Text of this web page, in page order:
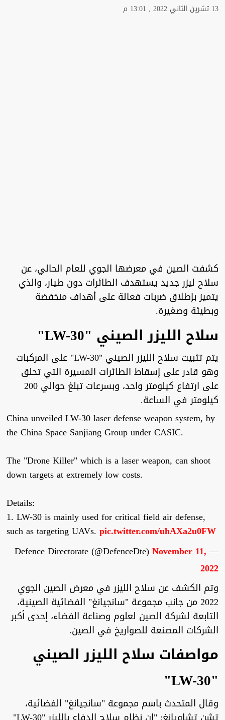
13 تشرين الثاني 2022 , 13:01 م
كشفت الصين في معرضها الجوي للعام الحالي، عن
سلاح ليزر جديد يستهدف الطائرات دون ‏طيار، والذي
يتميز بإطلاق ضربات فعالة على أهداف منخفضة
وبطيئة وصغيرة.‏
سلاح الليزر الصيني "LW-30"
يتم تثبيت سلاح الليزر الصيني "LW-30" على المركبات
وهو قادر على إسقاط الطائرات المسيرة التي تحلق
على ارتفاع كيلومتر واحد، وبسرعات تبلغ حوالي 200
كيلومتر في الساعة.
China unveiled LW-30 laser defense weapon system, by
the China Space Sanjiang Group under CASIC.
The "Drone Killer" which is a laser weapon, can shoot
down targets at extremely low costs.
Details:
1. LW-30 is mainly used for critical field air defense,
such as targeting UAVs.pic.twitter.com/uhAXa2u0FW
— Defence Directorate (@DefenceDte)
November 11,
2022
وتم الكشف عن سلاح الليزر في معرض الصين الجوي
2022 من جانب مجموعة "سانجيانغ" الفضائية الصينية،
التابعة لشركة الصين لعلوم وصناعة الفضاء، إحدى أكبر
الشركات المصنعة للصواريخ في الصين.
مواصفات سلاح الليزر الصيني
"LW-30"
وقال المتحدث باسم مجموعة "سانجيانغ" الفضائية،